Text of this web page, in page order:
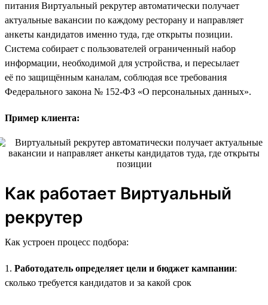
питания Виртуальный рекрутер автоматически получает
актуальные вакансии по каждому ресторану и направляет
анкеты кандидатов именно туда, где открыты позиции.
Система собирает с пользователей ограниченный набор
информации, необходимой для устройства, и пересылает
её по защищённым каналам, соблюдая все требования
Федерального закона № 152-ФЗ «О персональных данных».
Пример клиента:
Как работает Виртуальный
рекрутер
Как устроен процесс подбора:
1. Работодатель определяет цели и бюджет кампании:
сколько требуется кандидатов и за какой срок